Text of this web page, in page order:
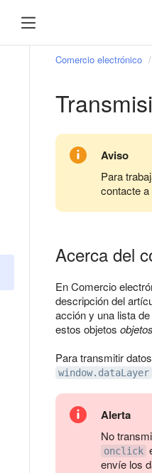
Comercio electrónico
Aviso
Para
contacte
Acerca del
En Comercio
descripción del
acción y una lista
estos objetos
Para transmitir
window.dataLayer
Alerta
No
onclick
envíe los